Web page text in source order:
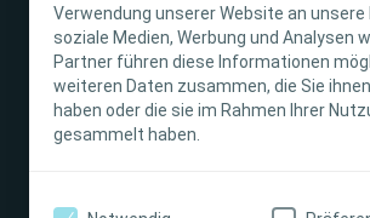
Verwendung unserer Website an
soziale Medien, Werbung und Analysen
Partner führen diese Informationen
weiteren Daten zusammen, die Sie
haben oder die sie im Rahmen Ihrer
gesammelt haben.
Über uns
Kontaktieren Sie uns
FAQ